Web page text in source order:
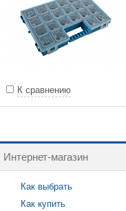
К сравнению
Интернет-магазин
Как выбрать
Как купить